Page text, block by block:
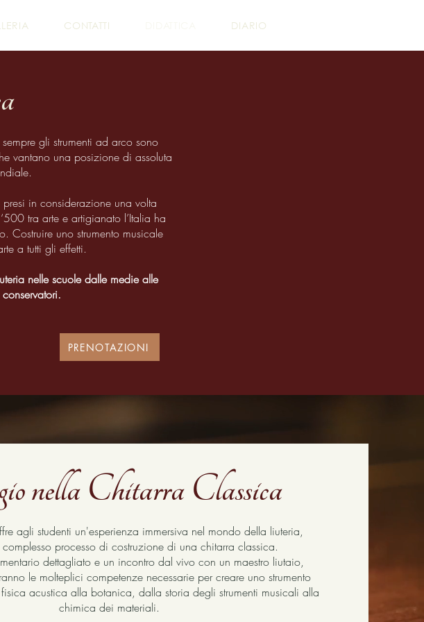
CONTATTI DIARIO
gli strumenti ad arco sono
vantano una posizione di assoluta
presi in considerazione una volta
tra arte e artigianato l’Italia ha
Costruire uno strumento musicale
a tutti gli effetti.
nelle scuole dalle medie alle
PRENOTAZIONI
nella Chitarra Classica
agli studenti un'esperienza immersiva nel mondo della liuteria,
processo di costruzione di una chitarra classica.
dettagliato e un incontro dal vivo con un maestro liutaio,
le molteplici competenze necessarie per creare uno strumento
acustica alla botanica, dalla storia degli strumenti musicali alla
chimica dei materiali.